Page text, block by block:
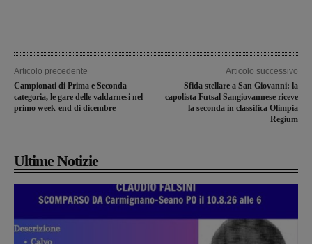
Articolo precedente
Campionati di Prima e Seconda
categoria, le gare delle valdarnesi nel
primo week-end di dicembre
Articolo successivo
Sfida stellare a San Giovanni: la
capolista Futsal Sangiovannese riceve
la seconda in classifica Olimpia
Regium
Ultime Notizie